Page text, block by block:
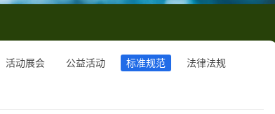
活动展会 公益活动 标准规范
法律法规